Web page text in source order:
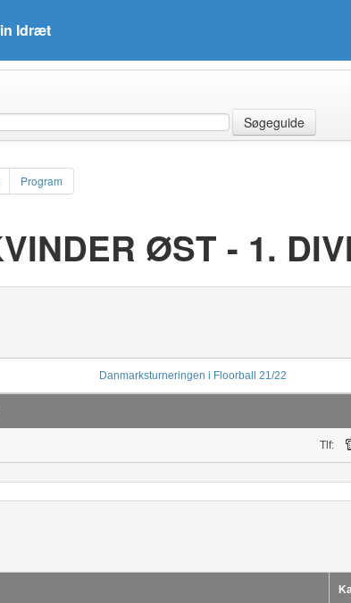
Idræt
Søgeguide
Program
ØST - 1.
Danmarksturneringen i Floorball 21/22
Tlf: